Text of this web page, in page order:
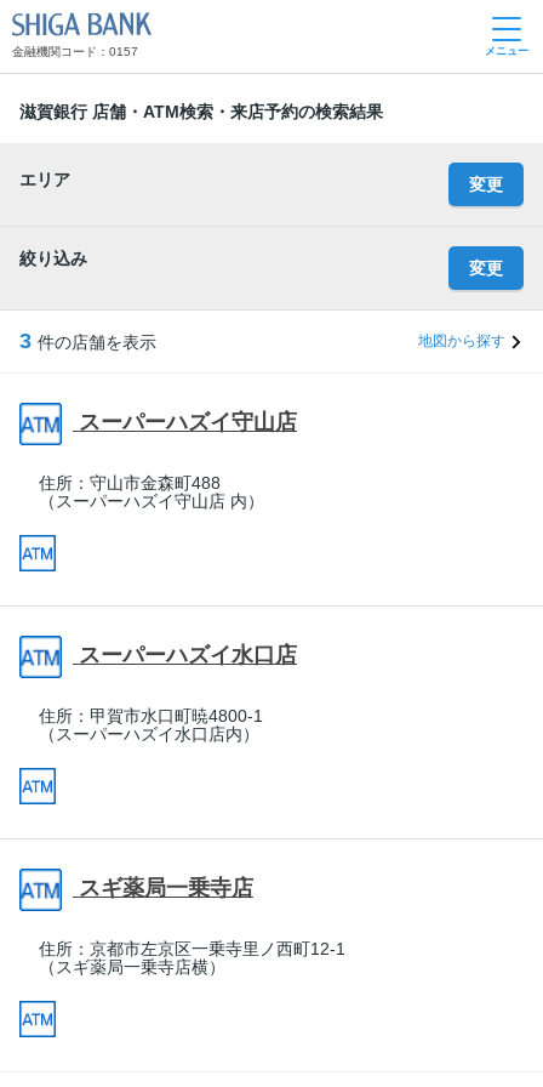
金融機関コード：0157 メニュー
滋賀銀行 店舗・ATM検索・来店予約の検索結果
エリア 変更
絞り込み 変更
3 件の店舗を表示 地図から探す
スーパーハズイ守山店
住所： 守山市金森町488
（スーパーハズイ守山店 内）
スーパーハズイ水口店
住所： 甲賀市水口町暁4800-1
（スーパーハズイ水口店内）
スギ薬局一乗寺店
住所： 京都市左京区一乗寺里ノ西町12-1
（スギ薬局一乗寺店横）